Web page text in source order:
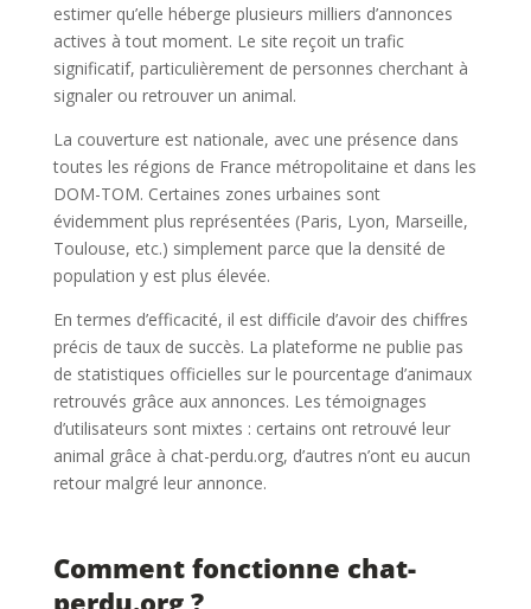
estimer qu’elle héberge plusieurs milliers d’annonces
actives à tout moment. Le site reçoit un trafic
significatif, particulièrement de personnes cherchant à
signaler ou retrouver un animal.
La couverture est nationale, avec une présence dans
toutes les régions de France métropolitaine et dans les
DOM-TOM. Certaines zones urbaines sont
évidemment plus représentées (Paris, Lyon, Marseille,
Toulouse, etc.) simplement parce que la densité de
population y est plus élevée.
En termes d’efficacité, il est difficile d’avoir des chiffres
précis de taux de succès. La plateforme ne publie pas
de statistiques officielles sur le pourcentage d’animaux
retrouvés grâce aux annonces. Les témoignages
d’utilisateurs sont mixtes : certains ont retrouvé leur
animal grâce à chat-perdu.org, d’autres n’ont eu aucun
retour malgré leur annonce.
Comment fonctionne chat-